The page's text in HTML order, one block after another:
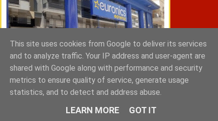
This site uses cookies from Google to deliver its services
and to analyze traffic. Your IP address and user-agent are
shared with Google along with performance and security
metrics to ensure quality of service, generate usage
statistics, and to detect and address abuse.
LEARN MORE GOT IT